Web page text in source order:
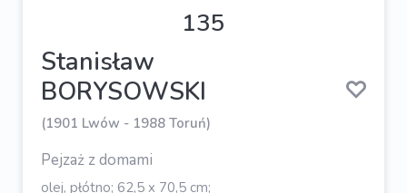
135
Stanisław
BORYSOWSKI
(1901 Lwów - 1988 Toruń)
Pejzaż z domami
olej, płótno; 62,5 x 70,5 cm;